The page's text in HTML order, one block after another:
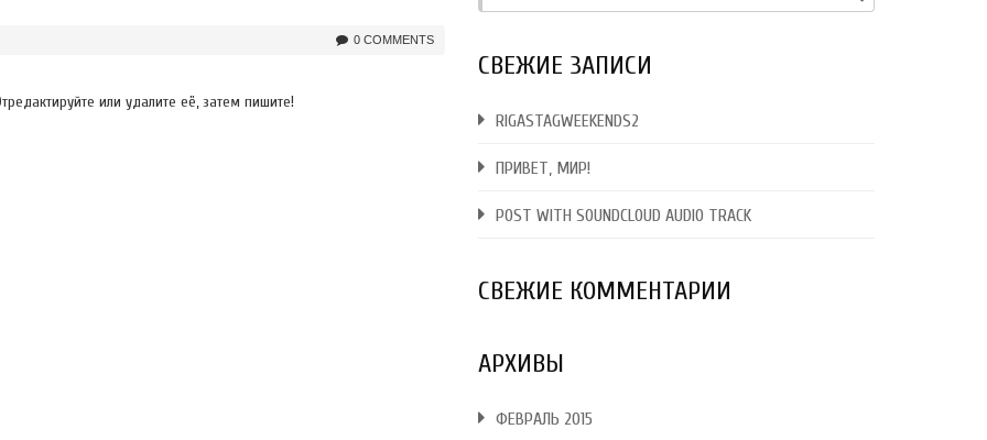
0 COMMENTS
или удалите её, затем пишите!
СВЕЖИЕ ЗАПИСИ
RIGASTAGWEEKENDS2
ПРИВЕТ, МИР!
POST WITH SOUNDCLOUD AUDIO TRACK
СВЕЖИЕ КОММЕНТАРИИ
АРХИВЫ
ФЕВРАЛЬ 2015